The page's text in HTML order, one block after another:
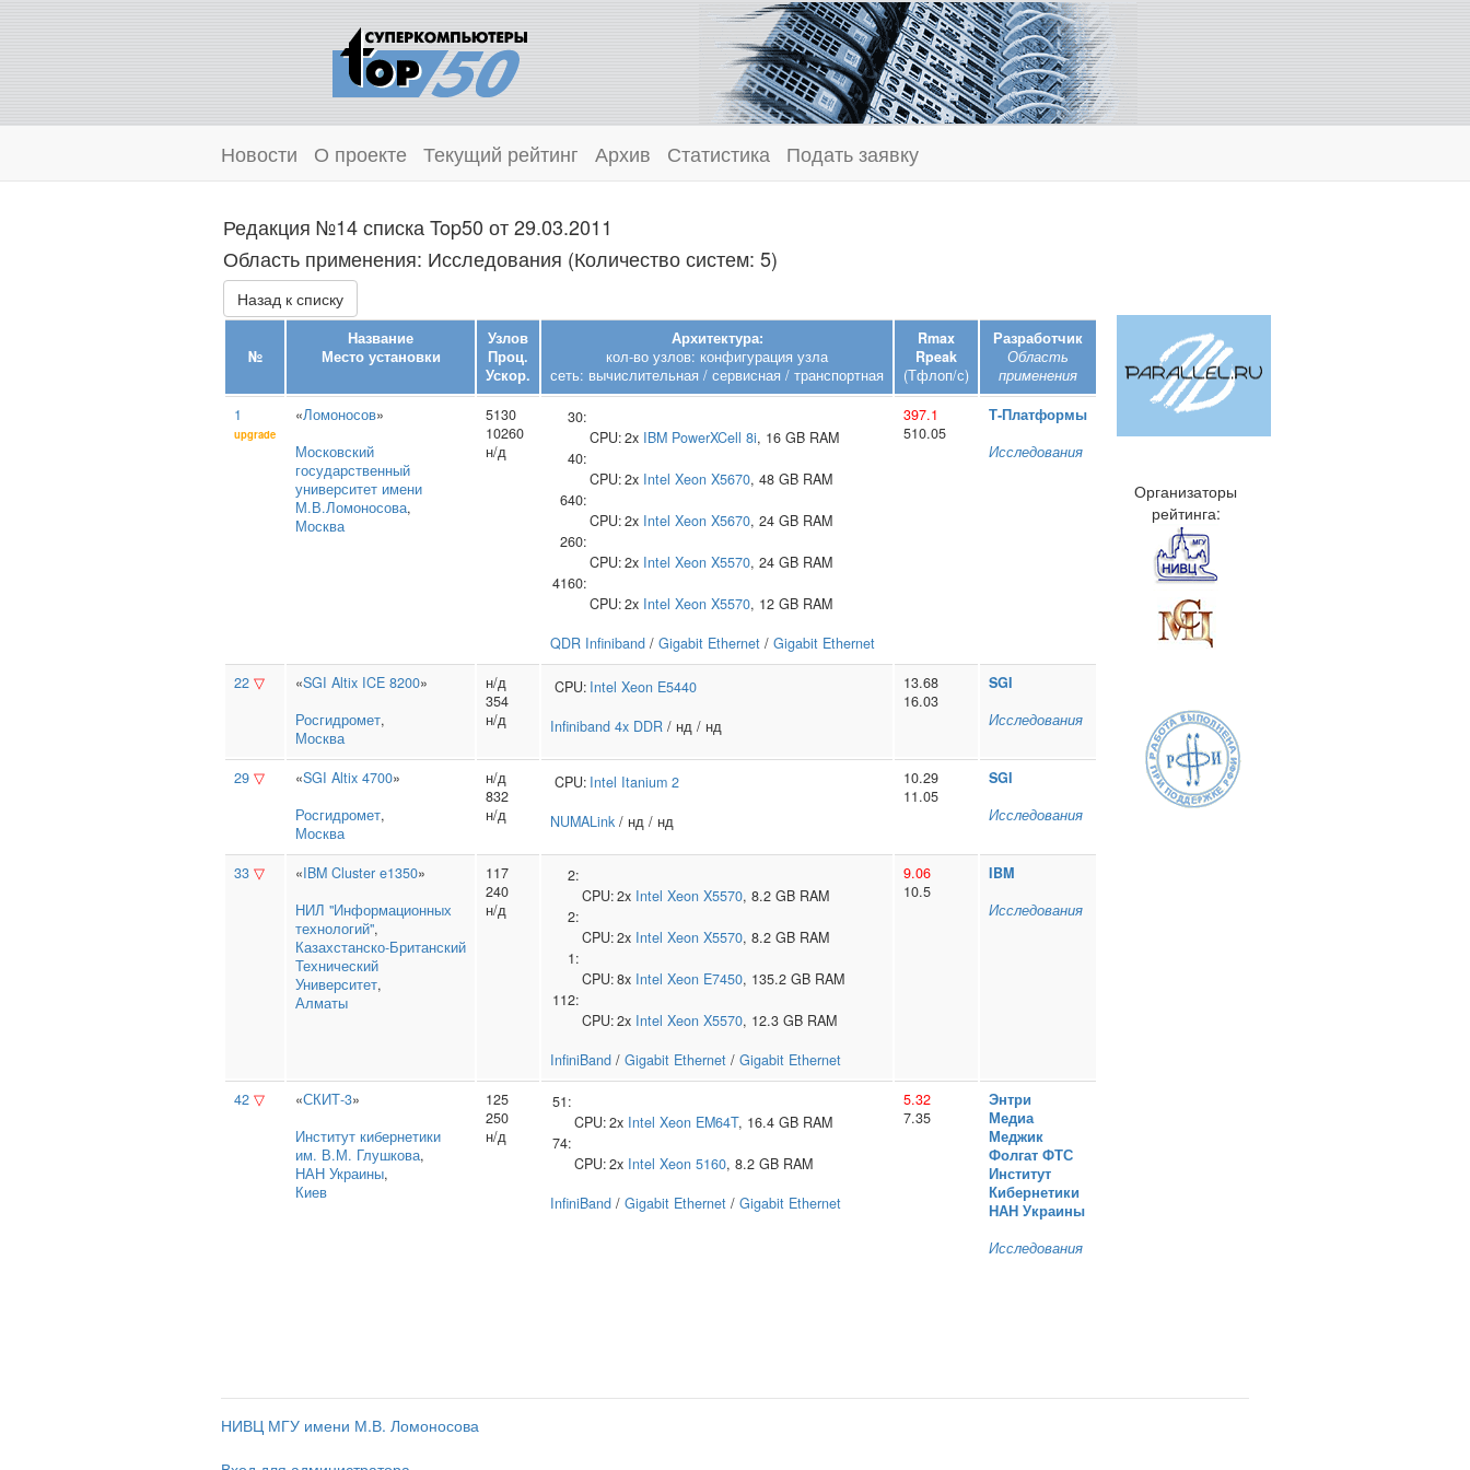
Новости О проекте Текущий рейтинг Архив Статистика Подать заявку
Редакция №14 списка Top50 от 29.03.2011
Область применения: Исследования (Количество систем: 5)
Назад к списку
№
Название
Место установки
Узлов
Проц.
Ускор.
Архитектура:
кол-во узлов: конфигурация узла
сеть: вычислительная / сервисная / транспортная
Rmax
Rpeak
(Тфлоп/с)
Разработчик
Область
применения
1
upgrade
«Ломоносов»
Московский
государственный
университет имени
М.В.Ломоносова,
Москва
5130
10260
н/д
30:
CPU:2x IBM PowerXCell 8i, 16 GB RAM
40:
CPU:2x Intel Xeon X5670, 48 GB RAM
640:
CPU:2x Intel Xeon X5670, 24 GB RAM
260:
CPU:2x Intel Xeon X5570, 24 GB RAM
4160:
CPU:2x Intel Xeon X5570, 12 GB RAM
QDR Infiniband / Gigabit Ethernet / Gigabit Ethernet
397.1
510.05
Т‑Платформы
Исследования
22 ▽ «SGI Altix ICE 8200»
Росгидромет,
Москва
н/д
354
н/д
CPU: Intel Xeon E5440
Infiniband 4x DDR / нд / нд
13.68
16.03
SGI
Исследования
29 ▽ «SGI Altix 4700»
Росгидромет,
Москва
н/д
832
н/д
CPU: Intel Itanium 2
NUMALink / нд / нд
10.29
11.05
SGI
Исследования
33 ▽ «IBM Cluster e1350»
НИЛ "Информационных
технологий",
Казахстанско‑Британский
Технический
Университет,
Алматы
117
240
н/д
2:
CPU:2x Intel Xeon X5570, 8.2 GB RAM
2:
CPU:2x Intel Xeon X5570, 8.2 GB RAM
1:
CPU:8x Intel Xeon E7450, 135.2 GB RAM
112:
CPU:2x Intel Xeon X5570, 12.3 GB RAM
InfiniBand / Gigabit Ethernet / Gigabit Ethernet
9.06
10.5
IBM
Исследования
42 ▽ «СКИТ-3»
Институт кибернетики
им. В.М. Глушкова,
НАН Украины,
Киев
125
250
н/д
51:
CPU:2x Intel Xeon EM64T, 16.4 GB RAM
74:
CPU:2x Intel Xeon 5160, 8.2 GB RAM
InfiniBand / Gigabit Ethernet / Gigabit Ethernet
5.32
7.35
Энтри
Медиа
Меджик
Фолгат ФТС
Институт
Кибернетики
НАН Украины
Исследования
Организаторы
рейтинга:
НИВЦ МГУ имени М.В. Ломоносова